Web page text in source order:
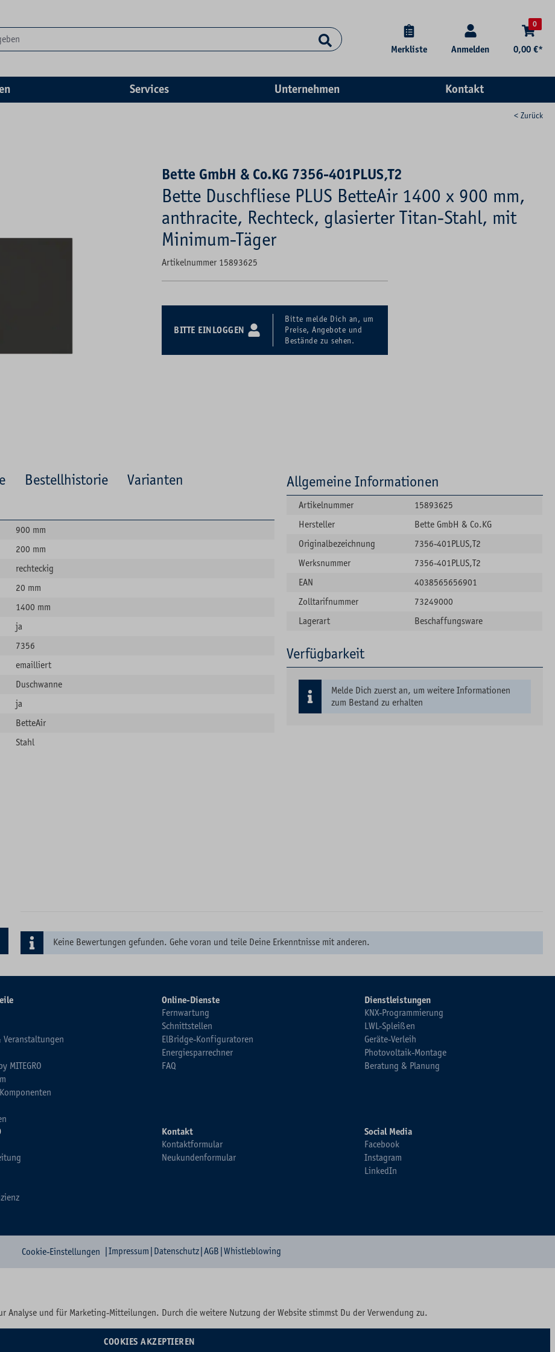
Merkliste Anmelden
0
0,00 €*
Services Unternehmen Kontakt
< Zurück
Bette GmbH & Co.KG 7356-401PLUS,T2
Bette Duschfliese PLUS BetteAir 1400 x 900 mm,
anthracite, Rechteck, glasierter Titan-Stahl, mit
Minimum-Täger
Artikelnummer 15893625
BITTE EINLOGGEN
Bitte melde Dich an, um
Preise, Angebote und
Bestände zu sehen.
Bestellhistorie
Varianten
900 mm
200 mm
rechteckig
20 mm
1400 mm
ja
7356
emailliert
Duschwanne
ja
BetteAir
Stahl
Allgemeine Informationen
Artikelnummer
15893625
Hersteller
Bette GmbH & Co.KG
Originalbezeichnung
7356-401PLUS,T2
Werksnummer
7356-401PLUS,T2
EAN
4038565656901
Zolltarifnummer
73249000
Lagerart
Beschaffungsware
Verfügbarkeit
Melde Dich zuerst an, um weitere Informationen
zum Bestand zu erhalten
Keine Bewertungen gefunden. Gehe voran und teile Deine Erkenntnisse mit anderen.
Veranstaltungen
MITEGRO
Online-Dienste
Fernwartung
Schnittstellen
ElBridge-Konfiguratoren
Energiesparrechner
FAQ
Dienstleistungen
KNX-Programmierung
LWL-Spleißen
Geräte-Verleih
Photovoltaik-Montage
Beratung & Planung
Kontakt
Kontaktformular
Neukundenformular
Social Media
Facebook
Instagram
LinkedIn
Cookie-Einstellungen Impressum Datenschutz AGB Whistleblowing
Analyse und für Marketing-Mitteilungen. Durch die weitere Nutzung der Website stimmst Du der Verwendung zu.
COOKIES AKZEPTIEREN